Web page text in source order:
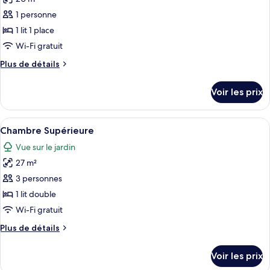
Room
pour
ce
type
chambre :
Classique
1 personne
1 lit 1 place
Wi-Fi gratuit
Plus de détails
Plus
le
type
de
chambre
Chambre
Simple
Classique
Voir les prix
Afficher
toutes
les
photos
pour
ce
type
chambre :
Une chambre d’hôtel avec un lit, un
12
Chambre Supérieure
Vue sur le jardin
27 m²
3 personnes
1 lit double
Wi-Fi gratuit
Plus de détails
Plus
Voir les prix